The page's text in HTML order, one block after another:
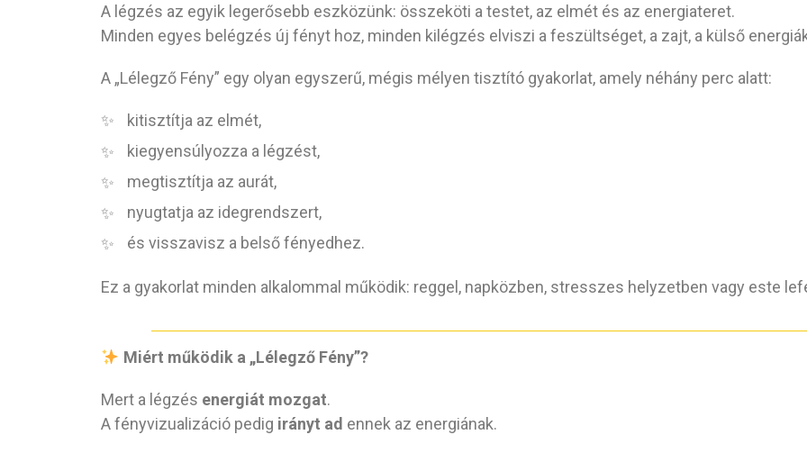
A légzés az egyik legerősebb eszközünk: összeköti a testet, az elmét és az energiateret.
Minden egyes belégzés új fényt hoz, minden kilégzés elviszi a feszültséget, a zajt, a külső
A „Lélegző Fény” egy olyan egyszerű, mégis mélyen tisztító gyakorlat, amely néhány perc alatt:
kitisztítja az elmét,
kiegyensúlyozza a légzést,
megtisztítja az aurát,
nyugtatja az idegrendszert,
és visszavisz a belső fényedhez.
Ez a gyakorlat minden alkalommal működik: reggel, napközben, stresszes helyzetben vagy este
Miért működik a „Lélegző Fény”?
Mert a légzés energiát mozgat.
A fényvizualizáció pedig irányt ad ennek az energiának.